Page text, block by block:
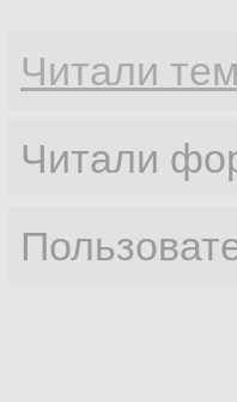
Читали
Читали